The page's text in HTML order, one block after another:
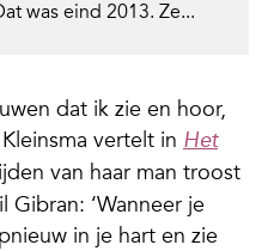
was eind 2013. Ze...
dat ik zie en hoor,
vertelt in Het
van haar man troost
Gibran: ‘Wanneer je
in je hart en zie